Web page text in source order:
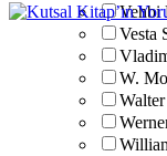
Vehbi
Vesta
W.